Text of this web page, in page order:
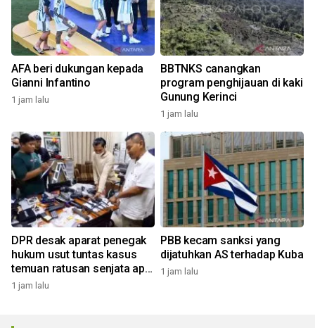
AFA beri dukungan kepada
Gianni Infantino
1 jam lalu
BBTNKS canangkan
program penghijauan di kaki
Gunung Kerinci
1 jam lalu
DPR desak aparat penegak
hukum usut tuntas kasus
temuan ratusan senjata api
di sekolah
1 jam lalu
PBB kecam sanksi yang
dijatuhkan AS terhadap Kuba
1 jam lalu